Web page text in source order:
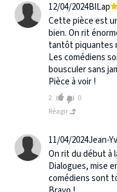
12/04/2024BlLap
Cette pièce est
bien. On rit
tantôt piquantes
Les comédiens
bousculer sans
Pièce à voir !
2
0
Réagir
11/04/2024Jean-
On rit du début à
Dialogues, mise
comédiens sont